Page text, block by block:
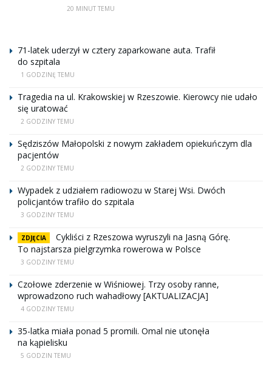
20 MINUT TEMU
71-latek uderzył w cztery zaparkowane auta. Trafił
do szpitala
1 GODZINĘ TEMU
Tragedia na ul. Krakowskiej w Rzeszowie. Kierowcy nie udało
się uratować
2 GODZINY TEMU
Sędziszów Małopolski z nowym zakładem opiekuńczym dla
pacjentów
2 GODZINY TEMU
Wypadek z udziałem radiowozu w Starej Wsi. Dwóch
policjantów trafiło do szpitala
3 GODZINY TEMU
ZDJĘCIA
Cykliści z Rzeszowa wyruszyli na Jasną Górę.
To najstarsza pielgrzymka rowerowa w Polsce
3 GODZINY TEMU
Czołowe zderzenie w Wiśniowej. Trzy osoby ranne,
wprowadzono ruch wahadłowy [AKTUALIZACJA]
4 GODZINY TEMU
35-latka miała ponad 5 promili. Omal nie utonęła
na kąpielisku
5 GODZIN TEMU